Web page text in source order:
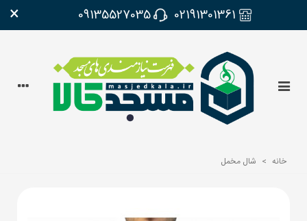
02191301361
09135527035
×
خانه > شال مخمل